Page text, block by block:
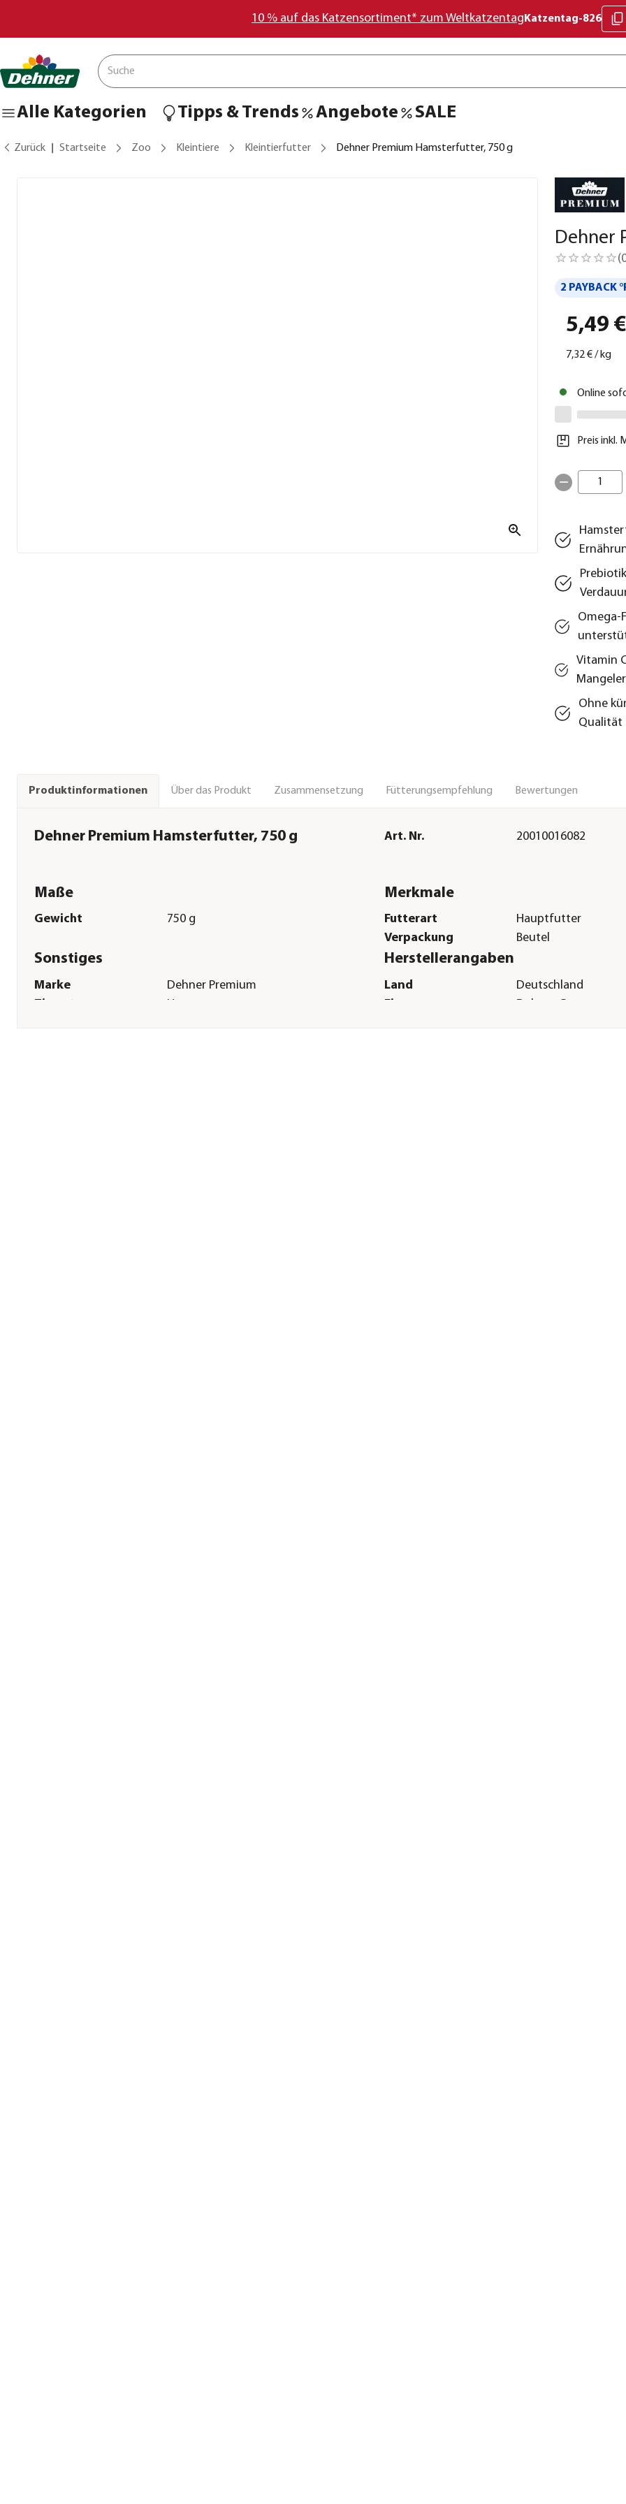
10 % auf das Katzensortiment* zum Weltkatzentag Katzentag-826
Alle Kategorien Tipps & Trends Angebote SALE
Zurück Startseite Zoo Kleintiere Kleintierfutter Dehner Premium Hamsterfutter, 750 g
Dehner
(
2 PAYBACK
5,49 €
7,32 €/ kg
Online
Preis inkl.
1
Omega-
Vitamin
Ohne
Qualität
Produktinformationen Über das Produkt Zusammensetzung Fütterungsempfehlung Bewertungen
Dehner Premium Hamsterfutter, 750 g Art. Nr. 20010016082
Maße
Gewicht 750 g
Merkmale
Futterart
Hauptfutter
Verpackung
Beutel
Sonstiges
Marke
Dehner Premium
Tierart
Hamster
Herstellerangaben
Land
Deutschland
Firma
Dehner